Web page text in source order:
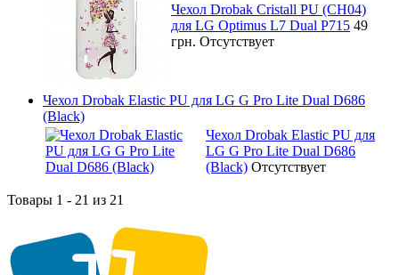
Чехол Drobak Cristall PU (CH04)
для LG Optimus L7 Dual P715 49
грн. Отсутствует
Чехол Drobak Elastic PU для LG G Pro Lite Dual D686
(Black)
Чехол Drobak Elastic PU для
LG G Pro Lite Dual D686
(Black) Отсутствует
Товары 1 - 21 из 21